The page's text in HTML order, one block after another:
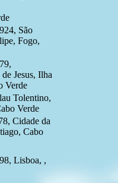
São
Fogo,
Jesus, Ilha
Verde
Tolentino,
Verde
Cidade da
Cabo
Lisboa, ,